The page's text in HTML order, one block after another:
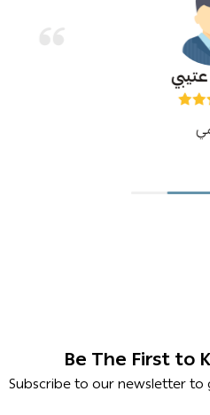
عتيبي
Be The First to
Subscribe to our newsletter to